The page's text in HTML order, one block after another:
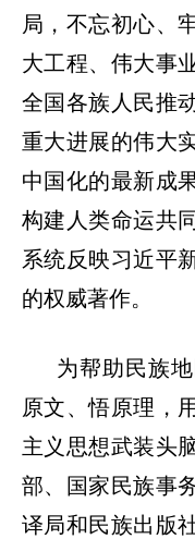
局，不忘初心、
大工程、伟大事
全国各族人民推
重大进展的伟大
中国化的最新成
构建人类命运共
系统反映习近平
的权威著作。
为帮助民族
原文、悟原理，
主义思想武装头
部、国家民族事
译局和民族出版